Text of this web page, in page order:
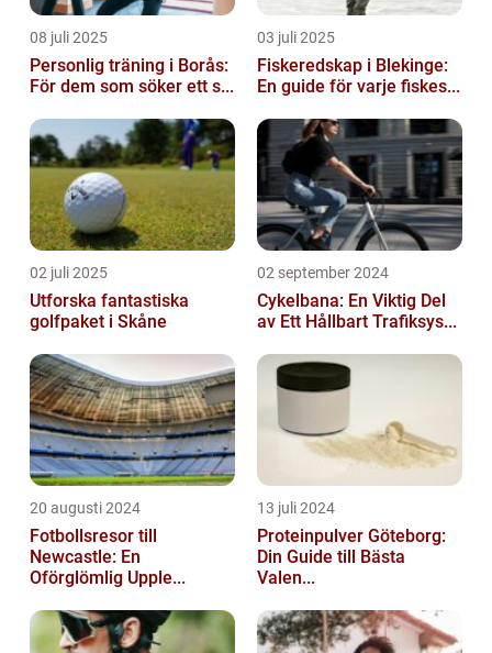
08 juli 2025
Personlig träning i Borås:
För dem som söker ett s...
03 juli 2025
Fiskeredskap i Blekinge:
En guide för varje fiskes...
02 juli 2025
Utforska fantastiska
golfpaket i Skåne
02 september 2024
Cykelbana: En Viktig Del
av Ett Hållbart Trafiksys...
20 augusti 2024
Fotbollsresor till
Newcastle: En
Oförglömlig Upple...
13 juli 2024
Proteinpulver Göteborg:
Din Guide till Bästa
Valen...